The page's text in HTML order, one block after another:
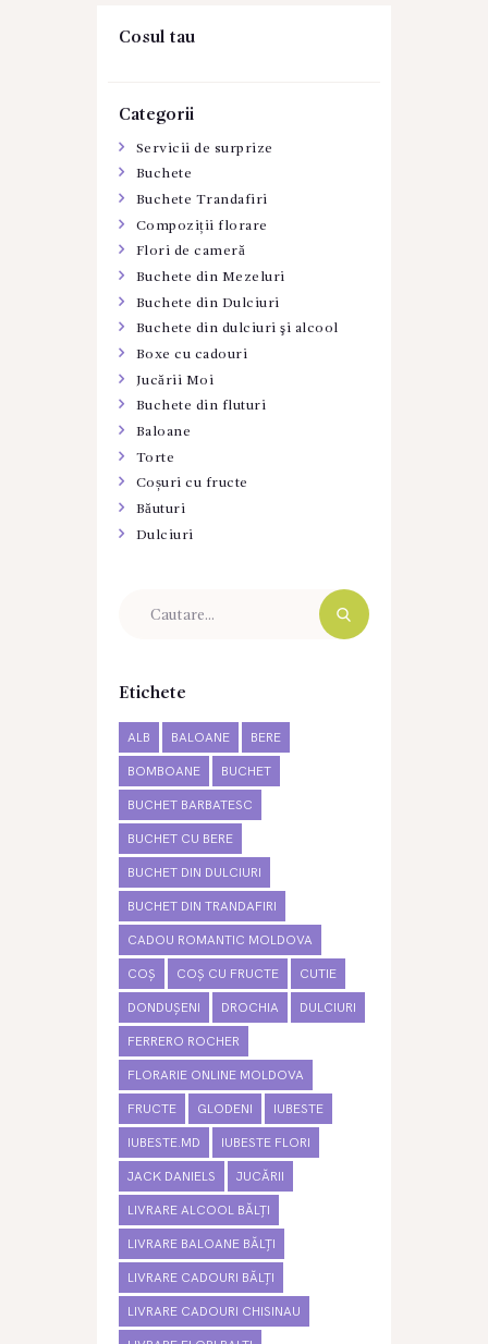
Cosul tau
Categorii
Servicii de surprize
Buchete
Buchete Trandafiri
Compoziții florare
Flori de cameră
Buchete din Mezeluri
Buchete din Dulciuri
Buchete din dulciuri şi alcool
Boxe cu cadouri
Jucării Moi
Buchete din fluturi
Baloane
Torte
Coșuri cu fructe
Băuturi
Dulciuri
Etichete
ALB BALOANE BERE
BOMBOANE BUCHET
BUCHET BARBATESC
BUCHET CU BERE
BUCHET DIN DULCIURI
BUCHET DIN TRANDAFIRI
CADOU ROMANTIC MOLDOVA
COȘ COȘ CU FRUCTE CUTIE
DONDUȘENI DROCHIA DULCIURI
FERRERO ROCHER
FLORARIE ONLINE MOLDOVA
FRUCTE GLODENI IUBESTE
IUBESTE.MD IUBESTE FLORI
JACK DANIELS JUCĂRII
LIVRARE ALCOOL BĂLȚI
LIVRARE BALOANE BĂLȚI
LIVRARE CADOURI BĂLȚI
LIVRARE CADOURI CHISINAU